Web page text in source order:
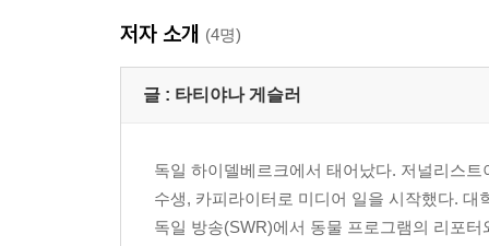
13. 초코칩, 웃다
마리의 진료 카드
등장인물
1. 여름 방학
2. 사라진 밍카
저자 소개 (4명)
글 : 타티야나 게슬러
독일 하이델베르크에서 태어났다. 저널리스
수생, 카피라이터로 미디어 일을 시작했다.
독일 방송(SWR)에서 동물 프로그램의 리포